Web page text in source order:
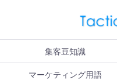
集客豆知識
マーケティング用語